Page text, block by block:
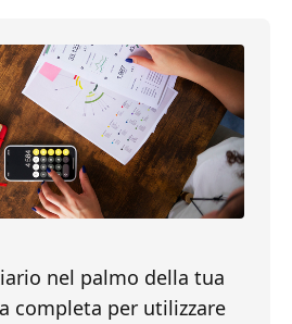
nel palmo della tua
completa per utilizzare